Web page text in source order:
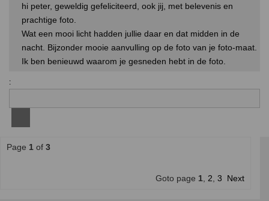
hi peter, geweldig gefeliciteerd, ook jij, met belevenis en
prachtige foto.
Wat een mooi licht hadden jullie daar en dat midden in de
nacht. Bijzonder mooie aanvulling op de foto van je foto-maat.
Ik ben benieuwd waarom je gesneden hebt in de foto.
:
Page 1 of 3
Goto page 1 2 3 Next